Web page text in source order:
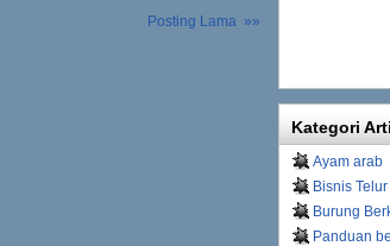
Posting Lama »»
Kategori
Ayam arab
Bisnis Telur
Burung
Panduan